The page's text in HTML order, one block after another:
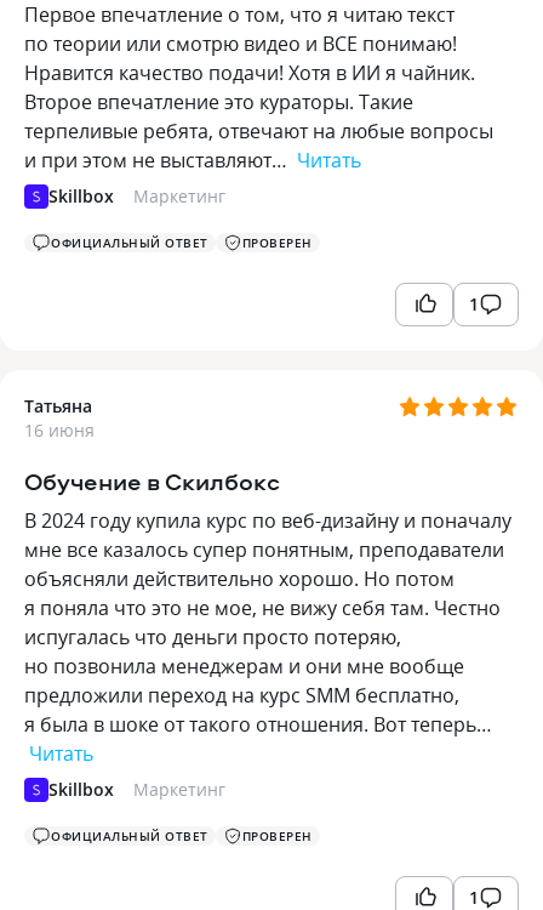
Первое впечатление о том, что я читаю текст
по теории или смотрю видео и ВСЕ понимаю!
Нравится качество подачи! Хотя в ИИ я чайник.
Второе впечатление это кураторы. Такие
терпеливые ребята, отвечают на любые вопросы
и при этом не выставляют… Читать
Skillbox Маркетинг
ОФИЦИАЛЬНЫЙ ОТВЕТ ПРОВЕРЕН
1
Татьяна
16 июня
Обучение в Скилбокс
В 2024 году купила курс по веб-дизайну и поначалу
мне все казалось супер понятным, преподаватели
объясняли действительно хорошо. Но потом
я поняла что это не мое, не вижу себя там. Честно
испугалась что деньги просто потеряю,
но позвонила менеджерам и они мне вообще
предложили переход на курс SMM бесплатно,
я была в шоке от такого отношения. Вот теперь…
Читать
Skillbox Маркетинг
ОФИЦИАЛЬНЫЙ ОТВЕТ ПРОВЕРЕН
1